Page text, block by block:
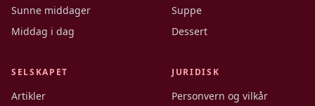
Sunne middager
Middag i dag
Suppe
Dessert
SELSKAPET
Artikler
JURIDISK
Personvern og vilkår